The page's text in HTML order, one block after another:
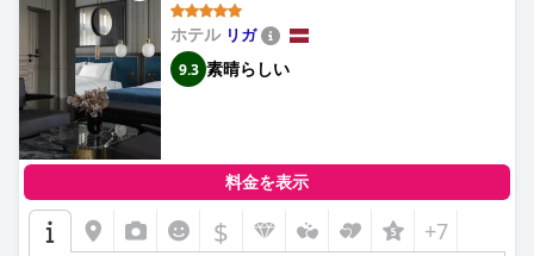
ホテル リガ
9.3 素晴らしい
料金を表示
$ +7